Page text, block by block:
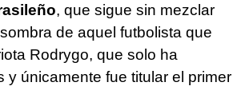
, que sigue sin mezclar
de aquel futbolista que
Rodrygo, que solo ha
únicamente fue titular el primer